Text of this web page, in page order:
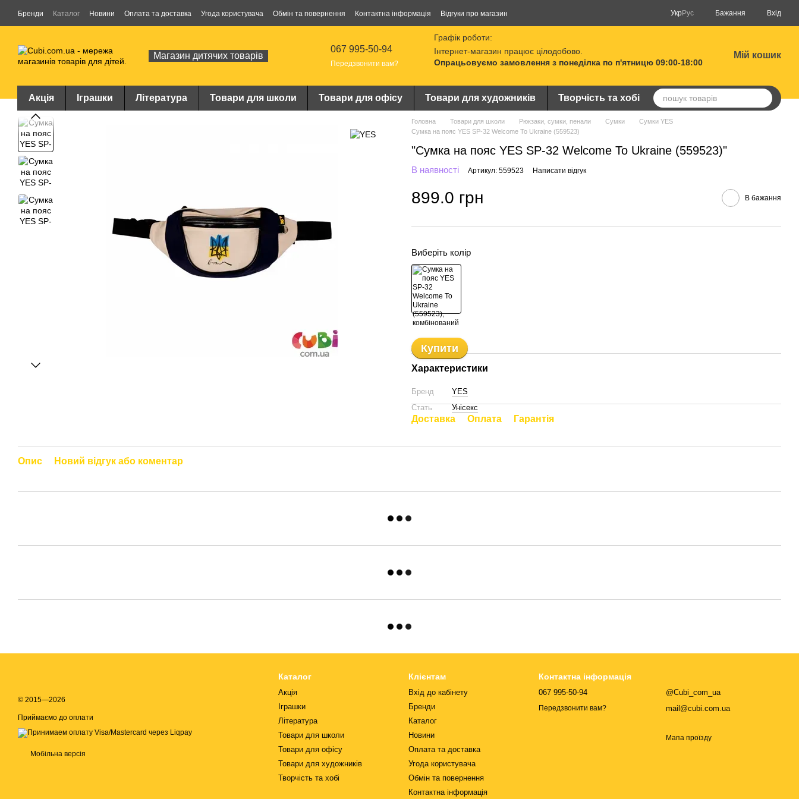
Перейти до основного контенту
Бренди Каталог Новини Оплата та доставка Угода користувача Обмін та повернення Контактна інформація Відгуки про магазин УкрРус Бажання Вхід
Магазин дитячих товарів
067 995-50-94
Передзвонити вам?
Графік роботи:
Інтернет-магазин працює цілодобово.
Опрацьовуємо замовлення з понеділка по п'ятницю 09:00-18:00
Мій кошик
Акція Іграшки Література Товари для школи Товари для офісу Товари для художників Творчість та хобі
Головна Товари для школи Рюкзаки, сумки, пенали Сумки
Сумки YES
Сумка на пояс YES SP-32 Welcome To Ukraine (559523)
"Сумка на пояс YES SP-32 Welcome To Ukraine (559523)"
В наявності Артикул: 559523 Написати відгук
899.0 грн В бажання
Виберіть колір
Купити
Характеристики
Бренд
YES
Стать
Унісекс
Доставка Оплата Гарантія
Опис Новий відгук або коментар
© 2015—2026
Приймаємо до оплати
Мобільна версія
Каталог
Акція
Іграшки
Література
Товари для школи
Товари для офісу
Товари для художників
Творчість та хобі
Клієнтам
Вхід до кабінету
Бренди
Каталог
Новини
Оплата та доставка
Угода користувача
Обмін та повернення
Контактна інформація
Контактна інформація
067 995-50-94
Передзвонити вам?
@Cubi_com_ua
mail@cubi.com.ua
Мапа проїзду